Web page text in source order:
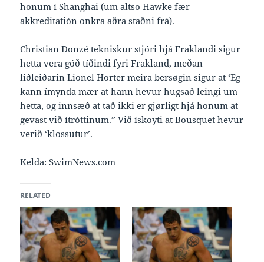
honum í Shanghai (um altso Hawke fær
akkreditatión onkra aðra staðni frá).
Christian Donzé tekniskur stjóri hjá Fraklandi sigur
hetta vera góð tíðindi fyri Frakland, meðan
liðleiðarin Lionel Horter meira bersøgin sigur at ‘Eg
kann ímynda mær at hann hevur hugsað leingi um
hetta, og innsæð at tað ikki er gjørligt hjá honum at
gevast við ítróttinum.” Við ískoyti at Bousquet hevur
verið ‘klossutur’.
Kelda:SwimNews.com
RELATED